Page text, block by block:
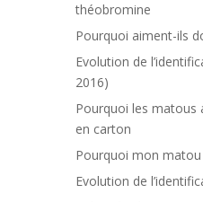
théobromine
Pourquoi aiment-ils
Evolution de
2016)
Pourquoi les matous
en carton
Pourquoi mon matou
Evolution de